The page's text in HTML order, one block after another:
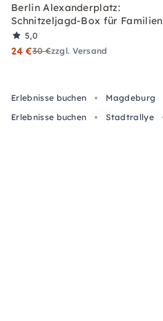
Berlin Alexanderplatz:
Schnitzeljagd-Box für Familien
5,0
24 €30 €zzgl. Versand
Erlebnisse buchen Magdeburg
Erlebnisse buchen
Stadtrallye